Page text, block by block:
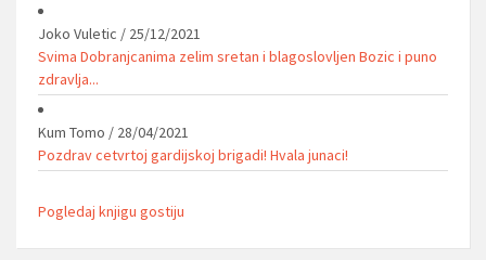
Joko Vuletic / 25/12/2021
Svima Dobranjcanima zelim sretan i blagoslovljen Bozic i puno
zdravlja...
Kum Tomo / 28/04/2021
Pozdrav cetvrtoj gardijskoj brigadi! Hvala junaci!
Pogledaj knjigu gostiju